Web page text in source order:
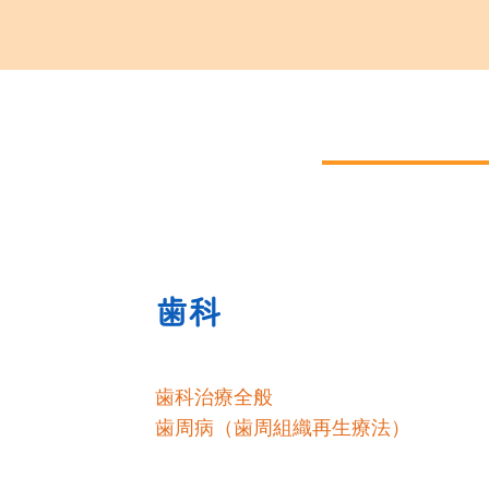
歯科
歯科治療全般
歯周病（歯周組織再生療法）